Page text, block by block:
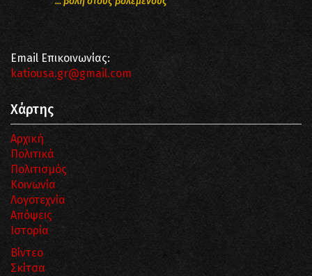
Email Επικοινωνίας:
katiousa.gr@gmail.com
Χάρτης
Αρχική
Πολιτικά
Πολιτισμός
Κοινωνία
Λογοτεχνία
Απόψεις
Ιστορία
Βίντεο
Σκίτσα